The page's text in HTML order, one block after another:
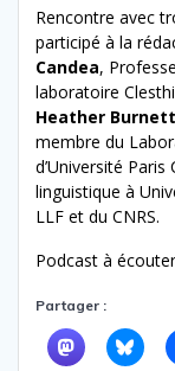
Rencontre avec
participé à la
Candea,
laboratoire
Heather Burnett
membre du
d’Université Paris
linguistique à
LLF et du CNRS.
Podcast à
Partager :